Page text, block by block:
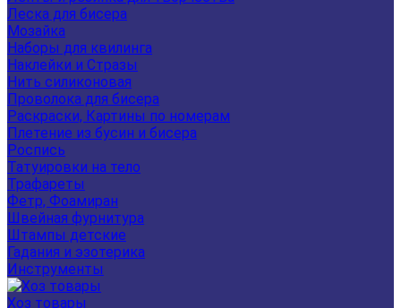
Леска для бисера
Мозайка
Наборы для квилинга
Наклейки и Стразы
Нить силиконовая
Проволока для бисера
Раскраски, Картины по номерам
Плетение из бусин и бисера
Роспись
Татуировки на тело
Трафареты
Фетр, Фоамиран
Швейная фурнитура
Штампы детские
Гадания и эзотерика
Инструменты
Хоз товары